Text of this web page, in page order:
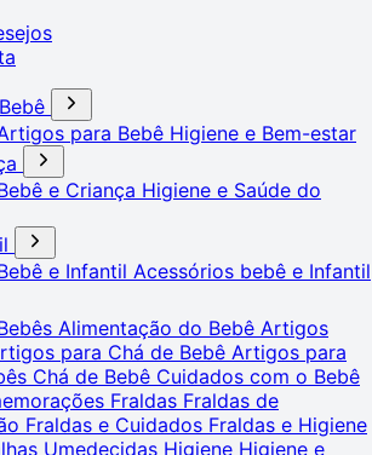
para Bebê Higiene e Bem-estar
e Criança Higiene e Saúde do
e Infantil Acessórios bebê e Infantil
Alimentação do Bebê Artigos
para Chá de Bebê Artigos para
Chá de Bebê Cuidados com o Bebê
Fraldas Fraldas de
Fraldas e Cuidados Fraldas e Higiene
Umedecidas Higiene Higiene e